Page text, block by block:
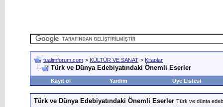
tualimforum.com > KÜLTÜR VE SANAT > Kitaplar
Türk ve Dünya Edebiyatındaki Önemli Eserler
Kayıt ol Yardım Üye Listesi
Türk ve Dünya Edebiyatındaki Önemli Eserler Türk ve dünta